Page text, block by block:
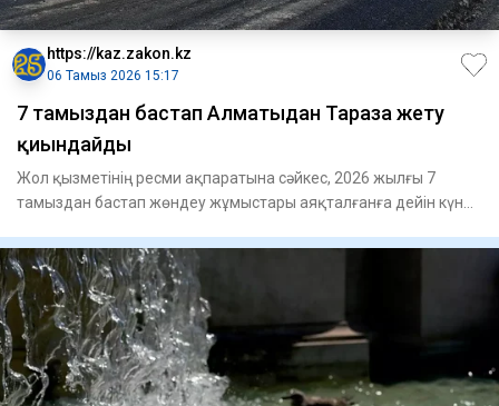
https://kaz.zakon.kz
06 Тамыз 2026 15:17
7 тамыздан бастап Алматыдан Таразға жету
қиындайды
Жол қызметінің ресми ақпаратына сәйкес, 2026 жылғы 7
тамыздан бастап жөндеу жұмыстары аяқталғанға дейін күн